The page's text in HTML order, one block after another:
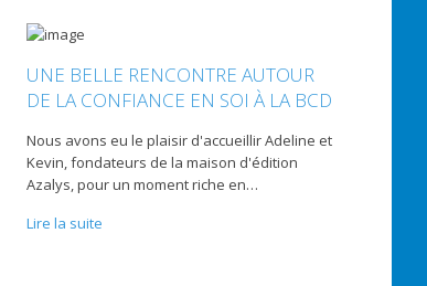
UNE BELLE RENCONTRE AUTOUR
DE LA CONFIANCE EN SOI À LA BCD
Nous avons eu le plaisir d'accueillir Adeline et
Kevin, fondateurs de la maison d'édition
Azalys, pour un moment riche en…
Lire la suite